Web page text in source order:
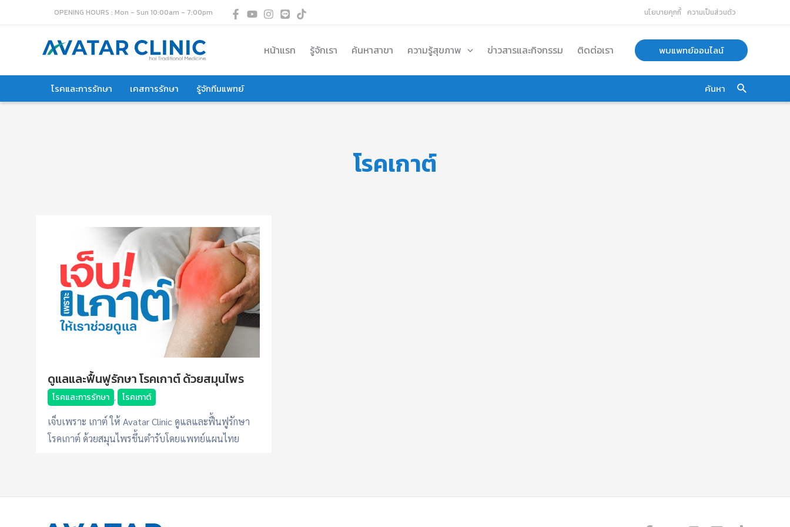
OPENING HOURS : Mon - Sun 10:00am - 7:00pm นโยบายคุกกี้ ความเป็นส่วนตัว
หน้าแรก รู้จักเรา ค้นหาสาขา ความรู้สุขภาพ ข่าวสารและกิจกรรม ติดต่อเรา พบแพทย์ออนไลน์
โรคและการรักษา เคสการรักษา รู้จักทีมแพทย์ ค้นหา
โรคเกาต์
ดูแลและฟื้นฟูรักษา โรคเกาต์ ด้วยสมุนไพร
โรคและการรักษา , โรคเกาต์
เจ็บเพราะ เกาต์ ให้ Avatar Clinic ดูแลและฟื้นฟูรักษา
โรคเกาต์ ด้วยสมุนไพรขึ้นตำรับโดยแพทย์แผนไทย